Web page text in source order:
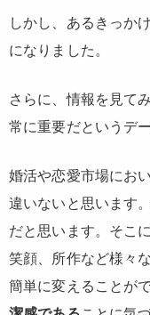
しかし、あるきっか
になりました。
さらに、情報を見て
常に重要だというデ
婚活や恋愛市場にお
違いないと思います
だと思います。そこ
笑顔、所作など様々
簡単に変えることが